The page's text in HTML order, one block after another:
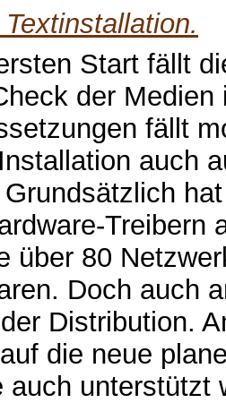
Start fällt
der
fällt
auch
Treibern
über 80
Doch auch
Distribution.
die neue
auch unterstützt